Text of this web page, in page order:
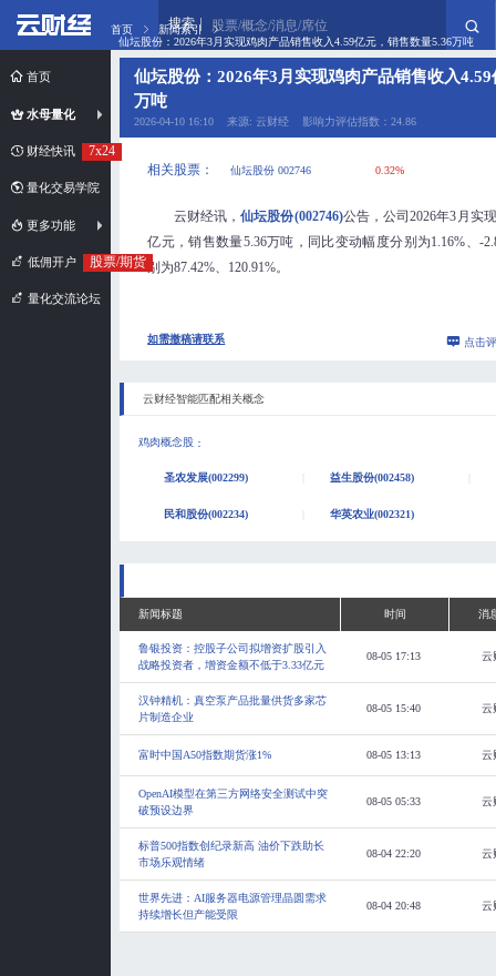
首页
水母量化
财经快讯 7x24
量化交易学院
更多功能
低佣开户 股票/期货
量化交流论坛
首页
新闻索引
仙坛股份：2026年3月实现鸡肉产品销售收入4.59亿元，销售数量5.36万吨
搜索 股票/概念/消息/席位
仙坛股份：2026年3月实现鸡肉产品销售收入
万吨
2026-04-10 16:10 来源: 云财经 影响力评估指数：24.86
相关股票： 仙坛股份 002746 0.32%
云财经讯，仙坛股份(002746)公告，公司2026年3月实现
亿元，销售数量5.36万吨，同比变动幅度分别为1.16%、-
别为87.42%、120.91%。
如需撤稿请联系 点击
云财经智能匹配相关概念
鸡肉概念股：
圣农发展(002299) 益生股份(002458)
民和股份(002234) 华英农业(002321)
新闻标题 时间 消
鲁银投资：控股子公司拟增资扩股引入
战略投资者，增资金额不低于3.33亿元
08-05 17:13 云
汉钟精机：真空泵产品批量供货多家芯
片制造企业
08-05 15:40 云
富时中国A50指数期货涨1% 08-05 13:13 云
OpenAI模型在第三方网络安全测试中突
破预设边界
08-05 05:33 云
标普500指数创纪录新高 油价下跌助长
市场乐观情绪
08-04 22:20 云
世界先进：AI服务器电源管理晶圆需求
持续增长但产能受限
08-04 20:48 云